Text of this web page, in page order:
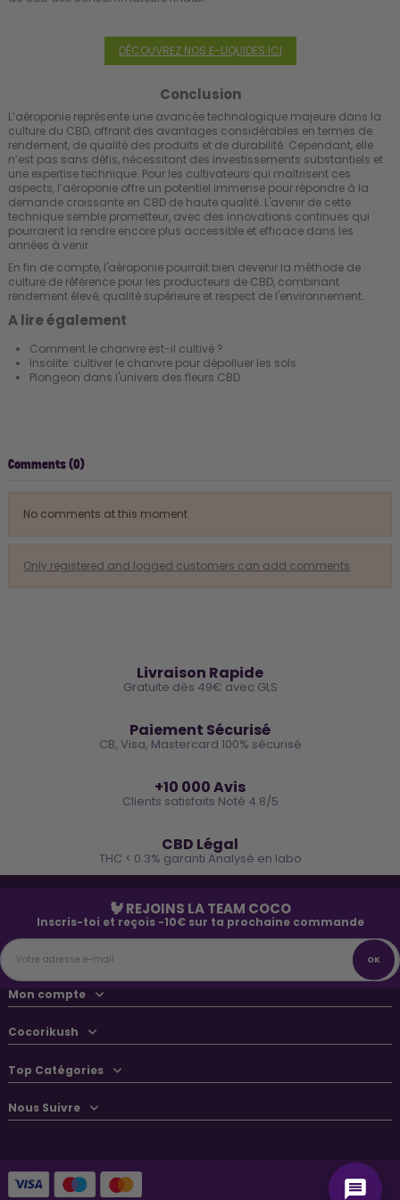
DÉCOUVREZ NOS E-LIQUIDES ICI
Conclusion
L’aéroponie représente une avancée technologique majeure dans la
culture du CBD, offrant des avantages considérables en termes de
rendement, de qualité des produits et de durabilité. Cependant, elle
n’est pas sans défis, nécessitant des investissements substantiels et
une expertise technique. Pour les cultivateurs qui maîtrisent ces
aspects, l’aéroponie offre un potentiel immense pour répondre à la
demande croissante en CBD de haute qualité. L'avenir de cette
technique semble prometteur, avec des innovations continues qui
pourraient la rendre encore plus accessible et efficace dans les
années à venir.
En fin de compte, l'aéroponie pourrait bien devenir la méthode de
culture de référence pour les producteurs de CBD, combinant
rendement élevé, qualité supérieure et respect de l'environnement.
A lire également
Comment le chanvre est-il cultivé ?
Insolite: cultiver le chanvre pour dépolluer les sols
Plongeon dans l'univers des fleurs CBD
Comments (0)
No comments at this moment
Only registered and logged customers can add comments
Livraison Rapide
Gratuite dès 49€ avec GLS
Paiement Sécurisé
CB, Visa, Mastercard 100% sécurisé
+10 000 Avis
Clients satisfaits Noté 4.8/5
CBD Légal
THC < 0.3% garanti Analysé en labo
🐓 REJOINS LA TEAM COCO
Inscris-toi et reçois -10€ sur ta prochaine commande
Mon compte
Cocorikush
Top Catégories
Nous Suivre